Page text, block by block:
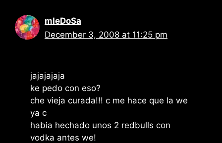
mIeDoSa
December 3, 2008 at 11:25 pm
jajajajaja
ke pedo con eso?
che vieja curada!!! c me hace que la we
ya c
habia hechado unos 2 redbulls con
vodka antes we!